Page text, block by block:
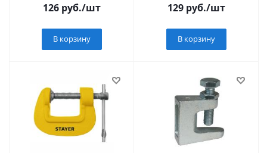
126 руб./шт
В корзину
129 руб./шт
В корзину